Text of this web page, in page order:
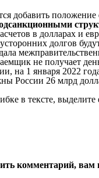
добавить
в долларах и
долгов
не получает
на 1 января 2022
России 26 млрд
в тексте, выделите
комментарий, вам